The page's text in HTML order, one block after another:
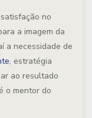
no
a imagem da
a necessidade de
, estratégia
ao resultado
o mentor do